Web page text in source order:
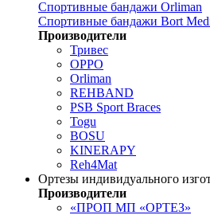
Спортивные бандажи Orliman
Спортивные бандажи Bort
Производители
Тривес
OPPO
Orliman
REHBAND
PSB Sport Braces
Togu
BOSU
KINERAPY
Reh4Mat
Ортезы индивидуального
Производители
«ПРОП МП «ОРТЕЗ»